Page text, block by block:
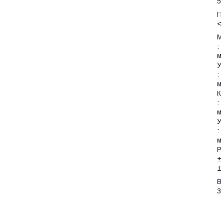
:
:
:
: